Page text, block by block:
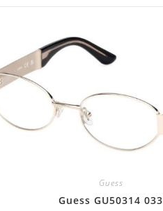
Guess
Guess GU50314 033